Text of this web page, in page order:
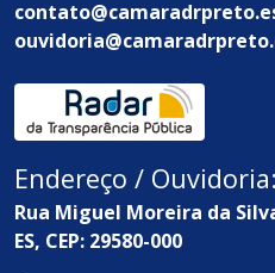
Endereço / Ouvidoria:
Rua Miguel Moreira da
ES, CEP: 29580-000